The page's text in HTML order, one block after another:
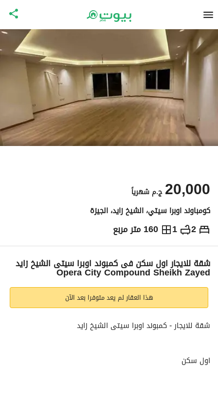
ج.م 20,000 شهرياً
كومباوند اوبرا سيتي، الشيخ زايد، الجيزة
2
1 160 متر مربع ج.م20,000شهرياً
الاماكن القريبة
شقة للايجار اول سكن فى كمبوند اوبرا سيتى الشيخ زايد
Opera City Compound Sheikh Zayed
هذا العقار لم يعد متوفرا بعد الآن
شقة للايجار - كمبوند اوبرا سيتى الشيخ زايد
اول سكن